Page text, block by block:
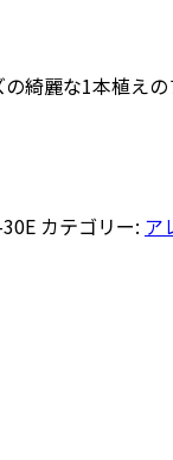
綺麗な1本植え
カテゴリー: ア